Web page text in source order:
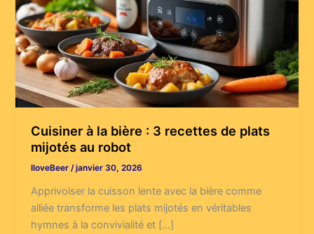
Cuisiner à la bière : 3 recettes de plats
mijotés au robot
IloveBeer/janvier 30, 2026
Apprivoiser la cuisson lente avec la bière comme
alliée transforme les plats mijotés en véritables
hymnes à la convivialité et […]